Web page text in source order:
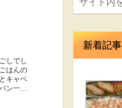
しでし
はんの
キャベ
ン一つ
新着記事